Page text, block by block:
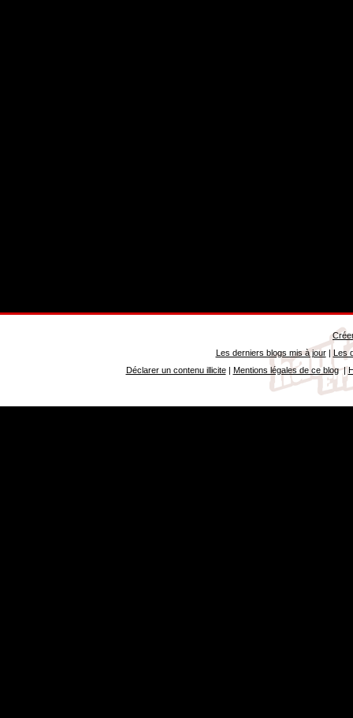
Les derniers blogs mis à jour| Les
Déclarer un contenu illicite| Mentions légales de ce blog|